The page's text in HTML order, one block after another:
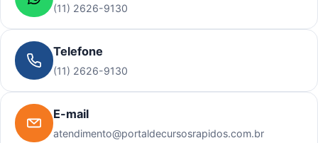
(11) 2626-9130
Telefone
(11) 2626-9130
E-mail
atendimento@portaldecursosrapidos.com.br